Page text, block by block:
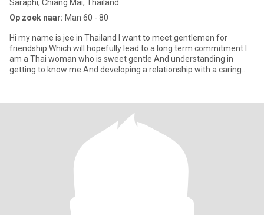
Saraphi, Chiang Mai, Thailand
Op zoek naar: Man 60 - 80
Hi my name is jee in Thailand I want to meet gentlemen for
friendship Which will hopefully lead to a long term commitment I
am a Thai woman who is sweet gentle And understanding in
getting to know me And developing a relationship with a caring